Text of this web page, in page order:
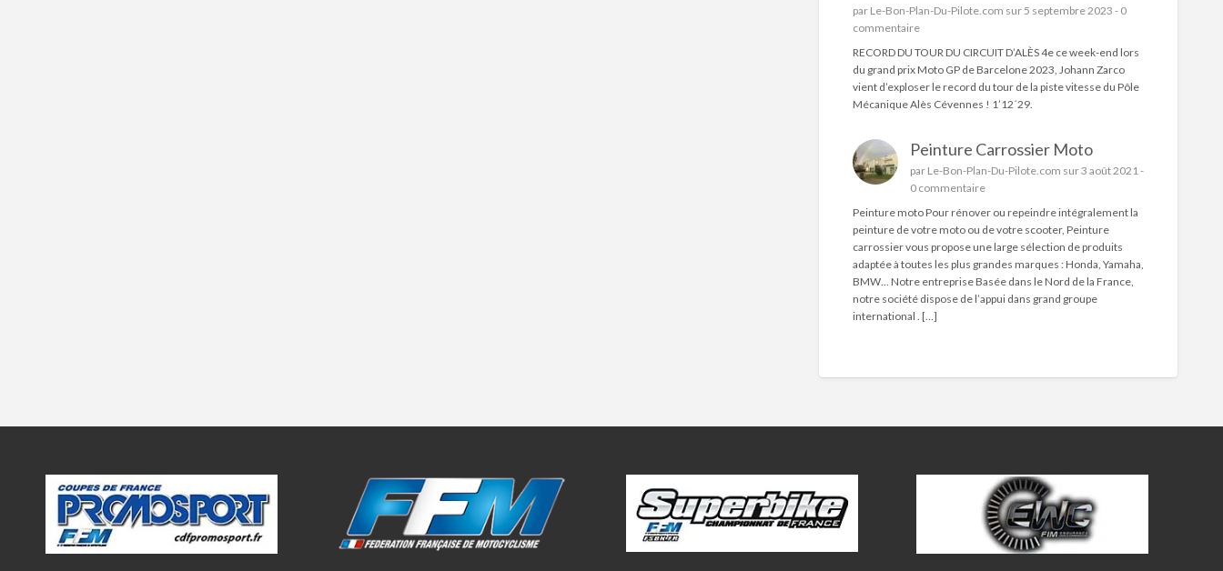
par Le-Bon-Plan-Du-Pilote.com sur 5 septembre 2023 - 0
commentaire
RECORD DU TOUR DU CIRCUIT D’ALÈS 4e ce week-end lors
du grand prix Moto GP de Barcelone 2023, Johann Zarco
vient d’exploser le record du tour de la piste vitesse du Pôle
Mécanique Alès Cévennes ! 1’12´29.
Peinture Carrossier Moto
par Le-Bon-Plan-Du-Pilote.com sur 3 août 2021 -
0 commentaire
Peinture moto Pour rénover ou repeindre intégralement la
peinture de votre moto ou de votre scooter, Peinture
carrossier vous propose une large sélection de produits
adaptée à toutes les plus grandes marques : Honda, Yamaha,
BMW… Notre entreprise Basée dans le Nord de la France,
notre société dispose de l’appui dans grand groupe
international . […]